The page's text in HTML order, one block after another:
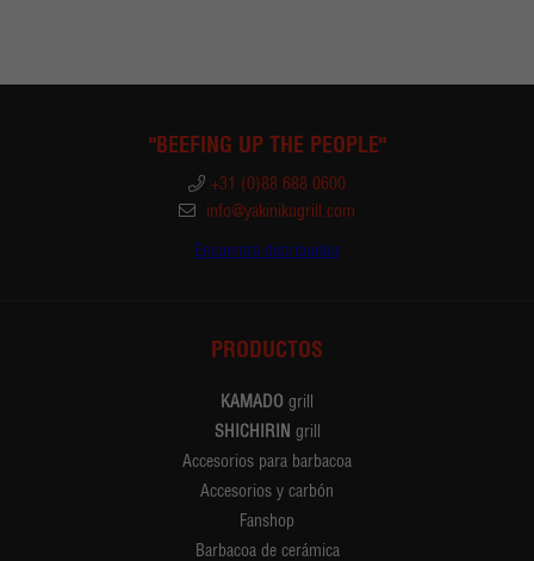
"BEEFING UP THE PEOPLE"
+31 (0)88 688 0600
info@yakinikugrill.com
Encuentra distribuidor
PRODUCTOS
KAMADO grill
SHICHIRIN grill
Accesorios para barbacoa
Accesorios y carbón
Fanshop
Barbacoa de cerámica